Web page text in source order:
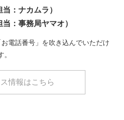
：ナカムラ）
：事務局ヤマオ）
電話番号」を吹き込んでいただけ
情報はこちら